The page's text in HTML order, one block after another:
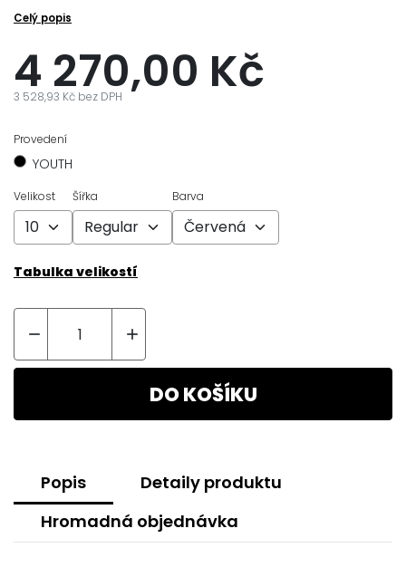
Celý popis
4 270,00 Kč
3 528,93 Kč bez DPH
Provedení
YOUTH
Velikost Šířka Barva
Tabulka velikostí
 
DO KOŠÍKU
Popis
Detaily produktu
Hromadná objednávka